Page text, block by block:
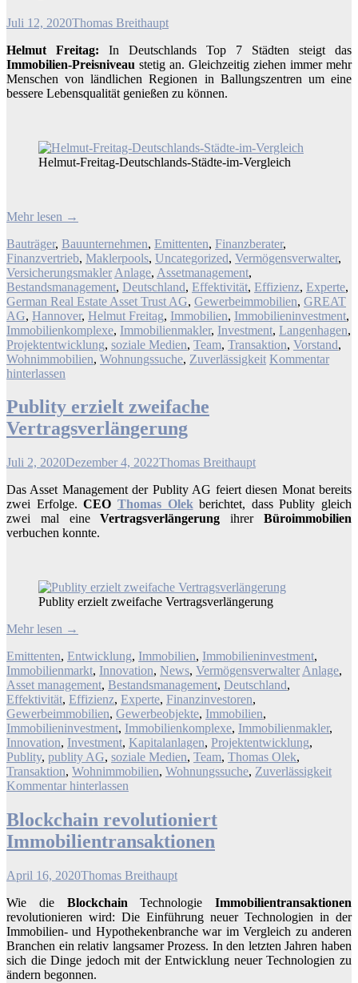
Juli 12, 2020Thomas Breithaupt
Helmut Freitag: In Deutschlands Top 7 Städten steigt das
Immobilien-Preisniveau stetig an. Gleichzeitig ziehen immer mehr
Menschen von ländlichen Regionen in Ballungszentren um eine
bessere Lebensqualität genießen zu können.
Helmut-Freitag-Deutschlands-Städte-im-Vergleich
Mehr lesen →
Bauträger, Bauunternehmen, Emittenten, Finanzberater,
Finanzvertrieb, Maklerpools, Uncategorized, Vermögensverwalter,
Versicherungsmakler Anlage, Assetmanagement,
Bestandsmanagement, Deutschland, Effektivität, Effizienz, Experte,
German Real Estate Asset Trust AG, Gewerbeimmobilien, GREAT
AG, Hannover, Helmut Freitag, Immobilien, Immobilieninvestment,
Immobilienkomplexe, Immobilienmakler, Investment, Langenhagen,
Projektentwicklung, soziale Medien, Team, Transaktion, Vorstand,
Wohnimmobilien, Wohnungssuche, Zuverlässigkeit Kommentar
hinterlassen
Publity erzielt zweifache
Vertragsverlängerung
Juli 2, 2020Dezember 4, 2022Thomas Breithaupt
Das Asset Management der Publity AG feiert diesen Monat bereits
zwei Erfolge.CEO Thomas Olek berichtet, dass Publity gleich
zwei mal eineVertragsverlängerung ihrerBüroimmobilien
verbuchen konnte.
Publity erzielt zweifache Vertragsverlängerung
Mehr lesen →
Emittenten, Entwicklung, Immobilien, Immobilieninvestment,
Immobilienmarkt, Innovation, News, Vermögensverwalter Anlage,
Asset management, Bestandsmanagement, Deutschland,
Effektivität, Effizienz, Experte, Finanzinvestoren,
Gewerbeimmobilien, Gewerbeobjekte, Immobilien,
Immobilieninvestment, Immobilienkomplexe, Immobilienmakler,
Innovation, Investment, Kapitalanlagen, Projektentwicklung,
Publity, publity AG, soziale Medien, Team, Thomas Olek,
Transaktion, Wohnimmobilien, Wohnungssuche, Zuverlässigkeit
Kommentar hinterlassen
Blockchain revolutioniert
Immobilientransaktionen
April 16, 2020Thomas Breithaupt
Wie die Blockchain Technologie Immobilientransaktionen
revolutionieren wird: Die Einführung neuer Technologien in der
Immobilien- und Hypothekenbranche war im Vergleich zu anderen
Branchen ein relativ langsamer Prozess. In den letzten Jahren haben
sich die Dinge jedoch mit der Entwicklung neuer Technologien zu
ändern begonnen.